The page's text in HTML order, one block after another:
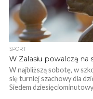
SPORT
W Zalasiu powalczą na
W najbliższą sobotę, w
się turniej szachowy dla
Siedem